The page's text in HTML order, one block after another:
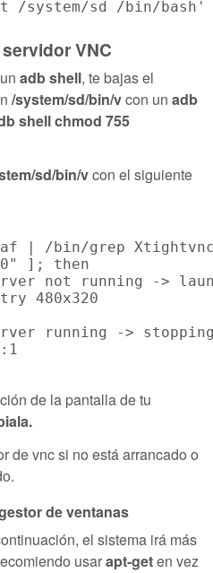
VNC
adb shell, te bajas el
/system/sd/bin/vcon un adb
shell chmod 755
sd/bin/vcon el siguiente
| /bin/grep
]; then
not running ->
480x320
running ->
de la pantalla de tu
de vnc si no está arrancado o
de ventanas
el sistema irá más
usarapt-geten vez